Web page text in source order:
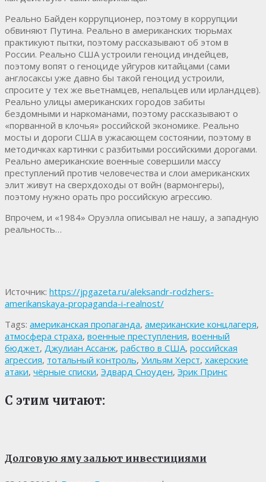
Реально Байден коррупционер, поэтому в коррупции
обвиняют Путина. Реально в американских тюрьмах
практикуют пытки, поэтому рассказывают об этом в
России. Реально США устроили геноцид индейцев,
поэтому вопят о геноциде уйгуров китайцами (сами
англосаксы уже давно бы такой геноцид устроили,
спросите у тех же вьетнамцев, непальцев или ирландцев).
Реально улицы американских городов забиты
бездомными и наркоманами, поэтому рассказывают о
«порванной в клочья» российской экономике. Реально
мосты и дороги США в ужасающем состоянии, поэтому в
методичках картинки с разбитыми российскими дорогами.
Реально американские военные совершили массу
преступлений против человечества и слои американских
элит живут на сверхдоходы от войн (вармонгеры),
поэтому нужно орать про российскую агрессию.
Впрочем, и «1984» Оруэлла описывал не нашу, а западную
реальность…
Источник: https://jpgazeta.ru/aleksandr-rodzhers-
amerikanskaya-propaganda-i-realnost/
Tags: американская пропаганда, американские концлагеря,
атмосфера страха, военные преступления, военный
бюджет, Джулиан Ассанж, рабство в США, российская
агрессия, тотальный контроль, Уильям Херст, хакерские
атаки, чёрные списки, Эдвард Сноуден, Эрик Принс
С этим читают:
Долговую яму зальют инвестициями